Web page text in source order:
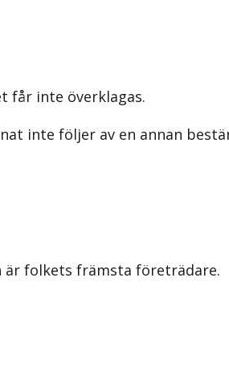
inte överklagas.
inte följer av en annan
folkets främsta företrädare.